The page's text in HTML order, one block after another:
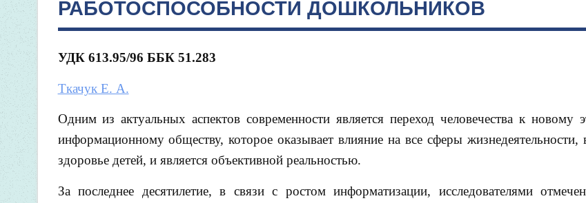
РАБОТОСПОСОБНОСТИ ДОШКОЛЬНИКОВ
УДК 613.95/96 ББК 51.283
Ткачук Е. А.
Одним из актуальных аспектов современности является переход человечества к новому
информационному обществу, которое оказывает влияние на все сферы жизнедеятельности,
здоровье детей, и является объективной реальностью.
За последнее десятилетие, в связи с ростом информатизации, исследователями